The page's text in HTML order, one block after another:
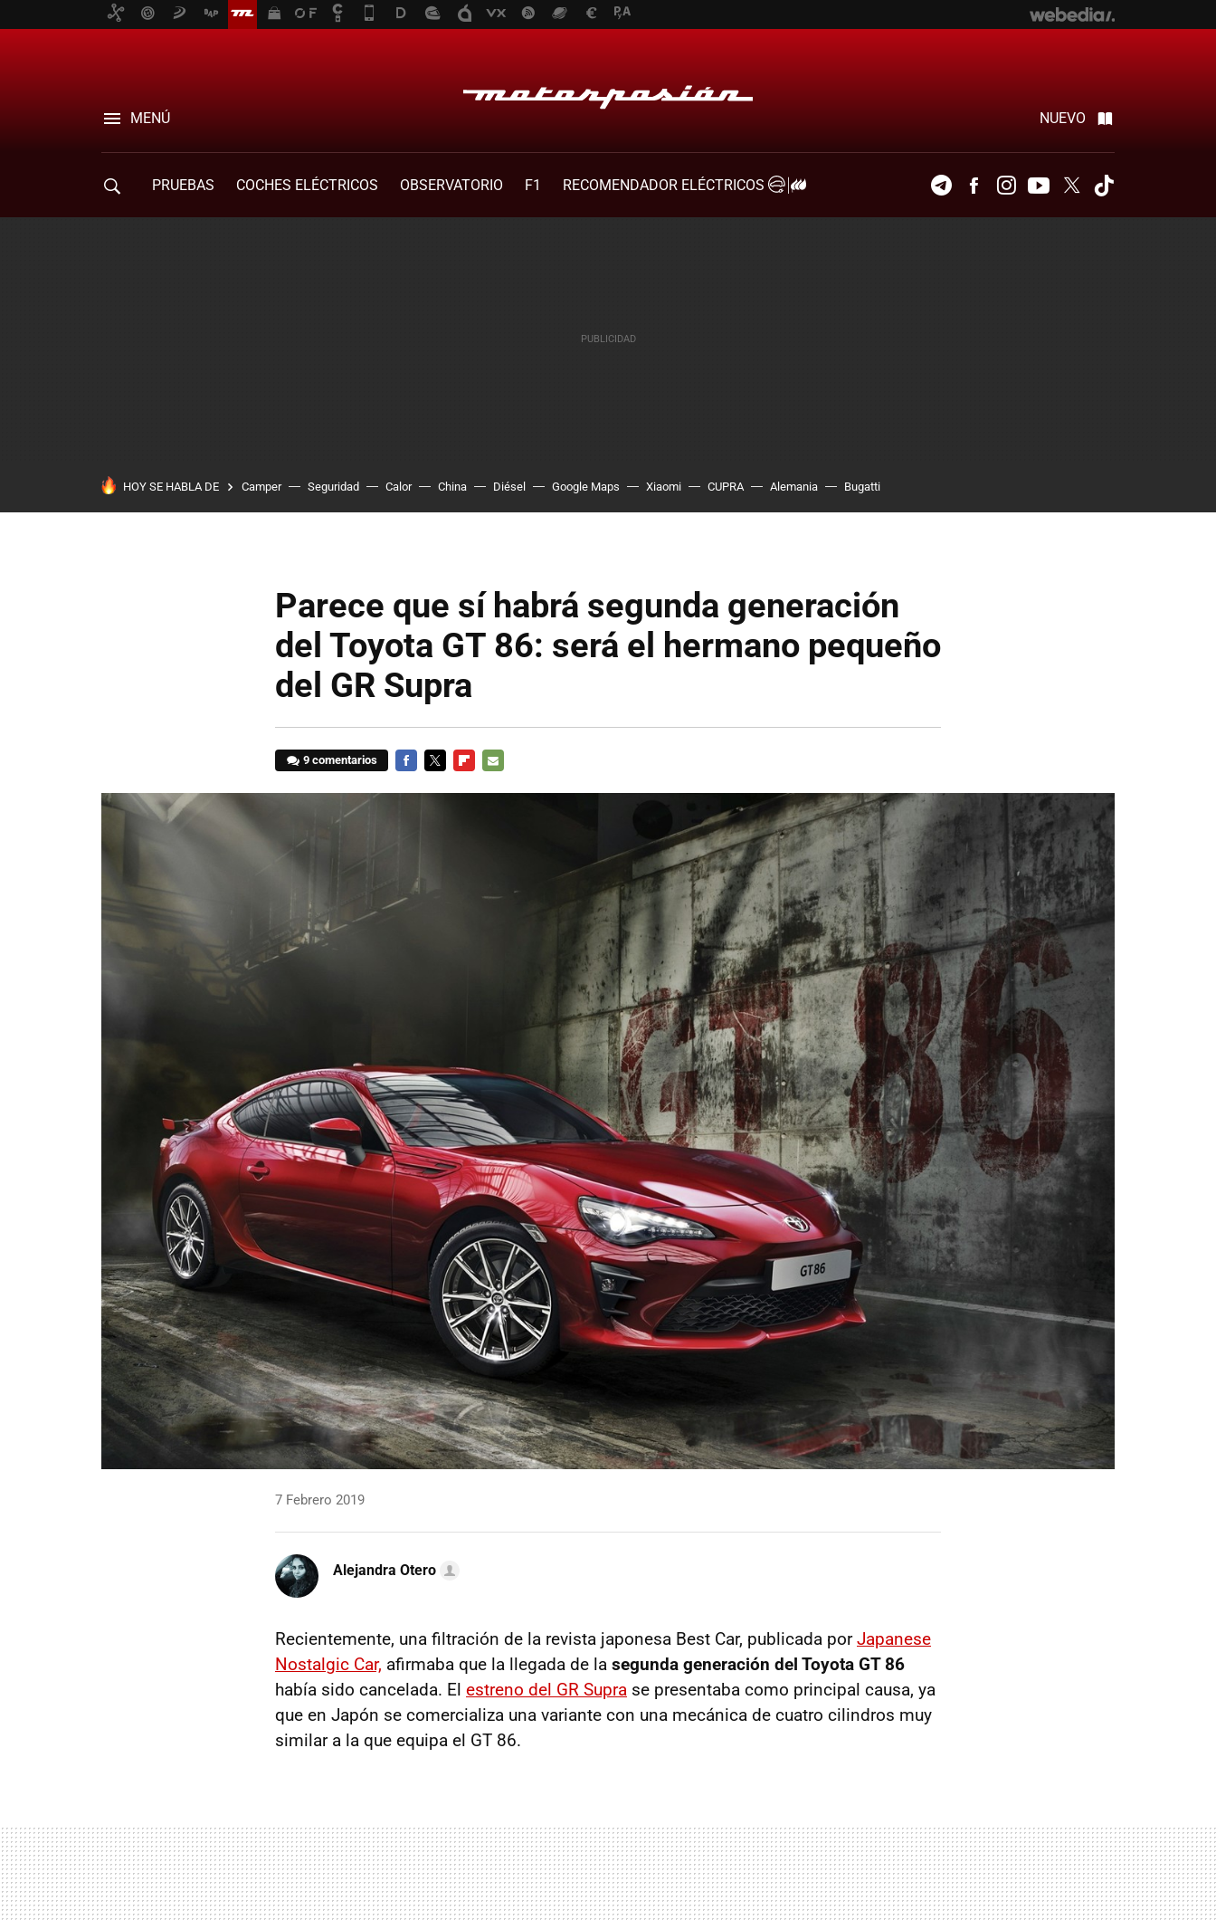
MENÚ NUEVO
PRUEBAS COCHES ELÉCTRICOS OBSERVATORIO F1
RECOMENDADOR ELÉCTRICOS
TelegramFacebookInstagramYoutubeTwitter
HOY SE HABLA DE Camper Seguridad Calor China Diésel Google Maps Xiaomi CUPRA Alemania Bugatti
Parece que sí habrá segunda generación
del Toyota GT 86: será el hermano pequeño
del GR Supra
9 comentarios
7 Febrero 2019
Alejandra Otero
Recientemente, una filtración de la revista japonesa Best Car, publicada porJapanese
Nostalgic Car, afirmaba que la llegada de la segunda generación del Toyota GT 86
había sido cancelada. El estreno del GR Supra se presentaba como principal causa, ya
que en Japón se comercializa una variante con una mecánica de cuatro cilindros muy
similar a la que equipa el GT 86.